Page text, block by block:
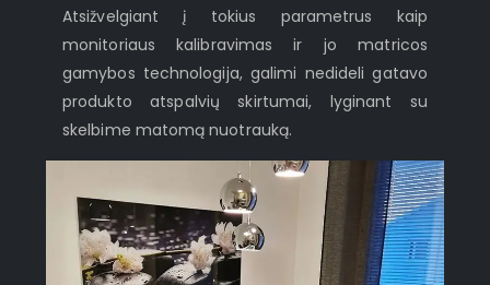
Atsižvelgiant į tokius parametrus kaip
monitoriaus kalibravimas ir jo matricos
gamybos technologija, galimi nedideli gatavo
produkto atspalvių skirtumai, lyginant su
skelbime matomą nuotrauką.